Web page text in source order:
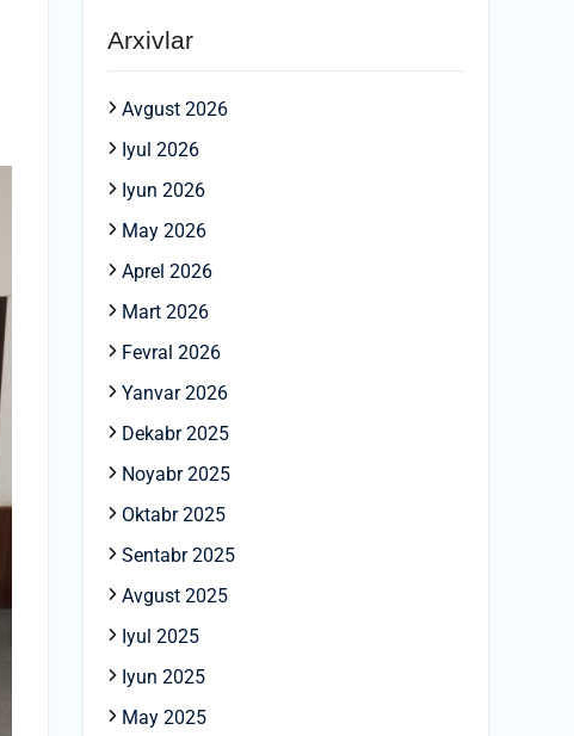
Arxivlar
Avgust 2026
Iyul 2026
Iyun 2026
May 2026
Aprel 2026
Mart 2026
Fevral 2026
Yanvar 2026
Dekabr 2025
Noyabr 2025
Oktabr 2025
Sentabr 2025
Avgust 2025
Iyul 2025
Iyun 2025
May 2025